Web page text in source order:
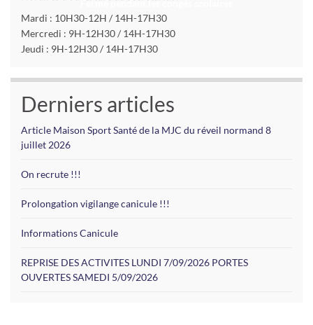
Fermé pendant les congés scolaires
Mardi : 10H30-12H / 14H-17H30
Mercredi : 9H-12H30 / 14H-17H30
Jeudi : 9H-12H30 / 14H-17H30
Derniers articles
Article Maison Sport Santé de la MJC du réveil normand 8
juillet 2026
On recrute !!!
Prolongation vigilange canicule !!!
Informations Canicule
REPRISE DES ACTIVITES LUNDI 7/09/2026 PORTES
OUVERTES SAMEDI 5/09/2026